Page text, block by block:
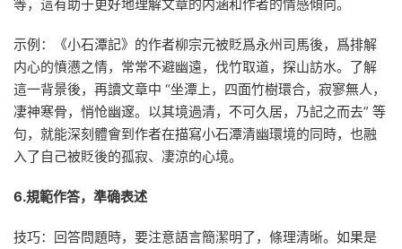
等，這有助于更好地理解文章的内涵和作者的情感傾向。
示例：《小石潭記》的作者柳宗元被貶爲永州司馬後，爲排解
内心的憤懑之情，常常不避幽遠，伐竹取道，探山訪水。了解
這一背景後，再讀文章中 “坐潭上，四面竹樹環合，寂寥無人，
凄神寒骨，悄怆幽邃。以其境過清，不可久居，乃記之而去” 等
句，就能深刻體會到作者在描寫小石潭清幽環境的同時，也融
入了自己被貶後的孤寂、凄涼的心境。
6.規範作答，準确表述
技巧：回答問題時，要注意語言簡潔明了，條理清晰。如果是